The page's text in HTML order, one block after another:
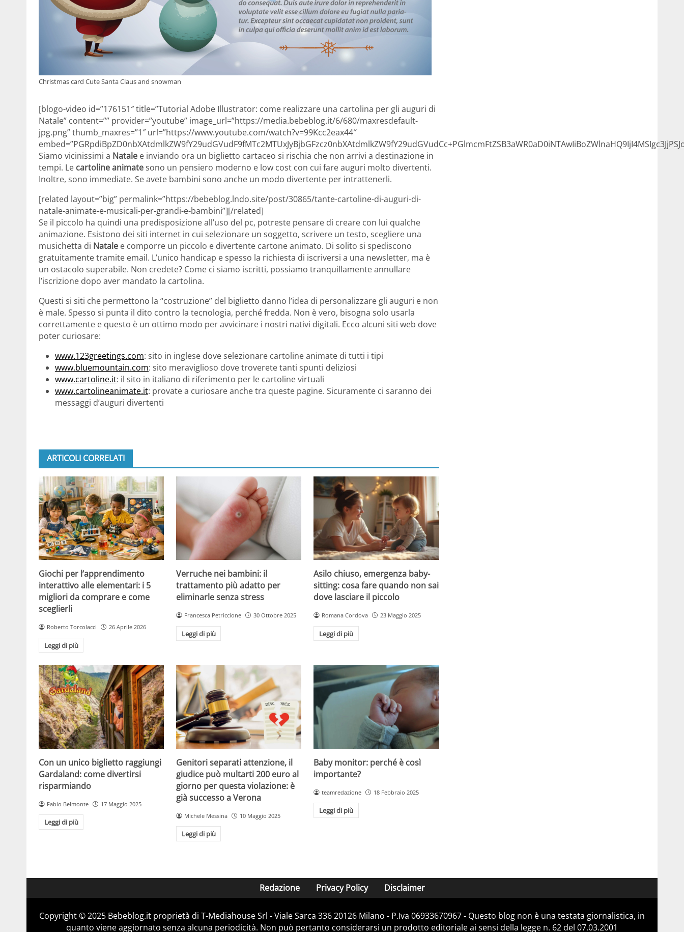
Christmas card Cute Santa Claus and snowman
[blogo-video id=”176151″ title=”Tutorial Adobe Illustrator: come realizzare una cartolina per gli auguri di
Natale” content=”” provider=”youtube” image_url=”https://media.bebeblog.it/6/680/maxresdefault-
jpg.png” thumb_maxres=”1″ url=”https://www.youtube.com/watch?v=99Kcc2eax44″
Siamo vicinissimi a Natale e inviando ora un biglietto cartaceo si rischia che non arrivi a destinazione in
tempi. Le cartoline animatesono un pensiero moderno e low cost con cui fare auguri molto divertenti.
Inoltre, sono immediate. Se avete bambini sono anche un modo divertente per intrattenerli.
[related layout=”big” permalink=”https://bebeblog.lndo.site/post/30865/tante-cartoline-di-auguri-di-
natale-animate-e-musicali-per-grandi-e-bambini”][/related]
Se il piccolo ha quindi una predisposizione all’uso del pc, potreste pensare di creare con lui qualche
animazione. Esistono dei siti internet in cui selezionare un soggetto, scrivere un testo, scegliere una
musichetta di Natale e comporre un piccolo e divertente cartone animato. Di solito si spediscono
gratuitamente tramite email. L’unico handicap e spesso la richiesta di iscriversi a una newsletter, ma è
un ostacolo superabile. Non credete? Come ci siamo iscritti, possiamo tranquillamente annullare
l’iscrizione dopo aver mandato la cartolina.
Questi si siti che permettono la “costruzione” del biglietto danno l’idea di personalizzare gli auguri e non
è male. Spesso si punta il dito contro la tecnologia, perché fredda. Non è vero, bisogna solo usarla
correttamente e questo è un ottimo modo per avvicinare i nostri nativi digitali. Ecco alcuni siti web dove
poter curiosare:
www.123greetings.com: sito in inglese dove selezionare cartoline animate di tutti i tipi
www.bluemountain.com: sito meraviglioso dove troverete tanti spunti deliziosi
www.cartoline.it: il sito in italiano di riferimento per le cartoline virtuali
www.cartolineanimate.it: provate a curiosare anche tra queste pagine. Sicuramente ci saranno dei
messaggi d’auguri divertenti
ARTICOLI CORRELATI
Giochi per l’apprendimento
interattivo alle elementari: i 5
migliori da comprare e come
sceglierli
Roberto Torcolacci 26 Aprile 2026
Leggi di più
Verruche nei bambini: il
trattamento più adatto per
eliminarle senza stress
Francesca Petriccione 30 Ottobre 2025
Leggi di più
Asilo chiuso, emergenza baby-
sitting: cosa fare quando non sai
dove lasciare il piccolo
Romana Cordova 23 Maggio 2025
Leggi di più
Con un unico biglietto raggiungi
Gardaland: come divertirsi
risparmiando
Fabio Belmonte 17 Maggio 2025
Leggi di più
Genitori separati attenzione, il
giudice può multarti 200 euro al
giorno per questa violazione: è
già successo a Verona
Michele Messina 10 Maggio 2025
Leggi di più
Baby monitor: perché è così
importante?
teamredazione 18 Febbraio 2025
Leggi di più
Redazione Privacy Policy Disclaimer
Copyright © 2025 Bebeblog.it proprietà di T-Mediahouse Srl - Viale Sarca 336 20126 Milano - P.Iva 06933670967 - Questo blog non è una testata giornalistica, in
quanto viene aggiornato senza alcuna periodicità. Non può pertanto considerarsi un prodotto editoriale ai sensi della legge n. 62 del 07.03.2001